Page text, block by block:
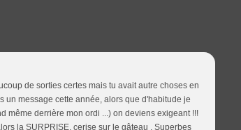
de sorties certes mais tu avait autre choses en
un message cette année, alors que d'habitude je
même derrière mon ordi ...) on deviens exigeant !!!
la SURPRISE, cerise sur le gâteau . Superbes